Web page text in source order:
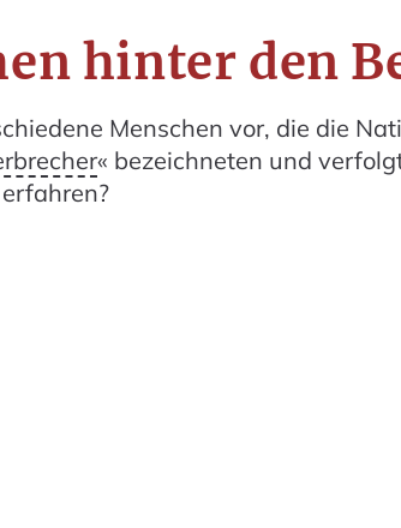
hinter den
Menschen vor, die die
« bezeichneten und